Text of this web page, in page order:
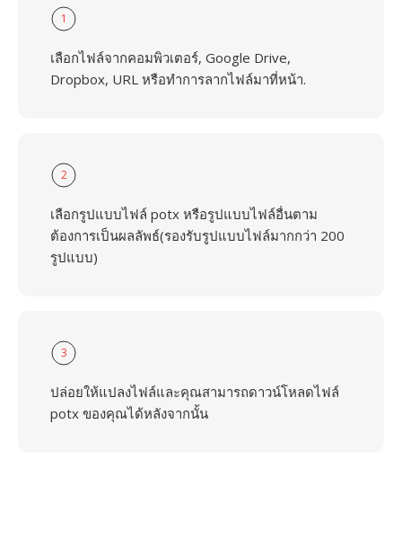
1
เลือกไฟล์จากคอมพิวเตอร์, Google Drive,
Dropbox, URL หรือทำการลากไฟล์มาที่หน้า.
2
เลือกรูปแบบไฟล์ potx หรือรูปแบบไฟล์อื่นตาม
ต้องการเป็นผลลัพธ์(รองรับรูปแบบไฟล์มากกว่า 200
รูปแบบ)
3
ปล่อยให้แปลงไฟล์และคุณสามารถดาวน์โหลดไฟล์
potx ของคุณได้หลังจากนั้น